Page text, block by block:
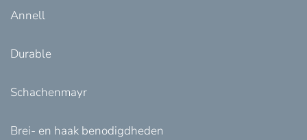
Annell
Durable
Schachenmayr
Brei- en haak benodigdheden